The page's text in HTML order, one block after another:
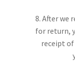
8. After we
for return,
receipt